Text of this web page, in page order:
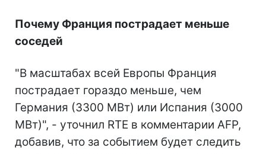
Почему Франция пострадает меньше
соседей
"В масштабах всей Европы Франция
пострадает гораздо меньше, чем
Германия (3300 МВт) или Испания (3000
МВт)", - уточнил RTE в комментарии AFP,
добавив, что за событием будет следить